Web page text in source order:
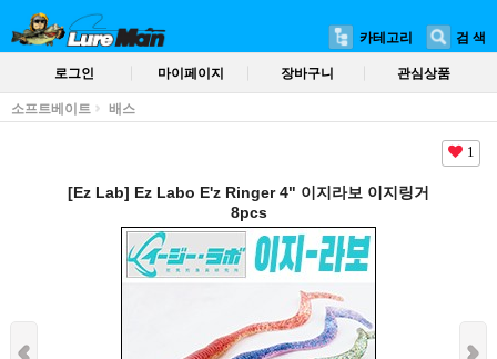
카테고리 검 색
로그인 마이페이지 장바구니 관심상품
소프트베이트 배스
1
[Ez Lab] Ez Labo E'z Ringer 4" 이지라보 이지링거
8pcs